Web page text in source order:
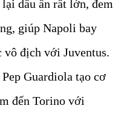
dấu ấn rất lớn, đem
giúp Napoli bay
vô địch với Juventus.
Guardiola tạo cơ
đến Torino với